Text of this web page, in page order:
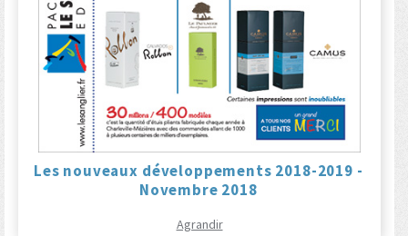
Les nouveaux développements 2018-2019 -
Novembre 2018
Agrandir